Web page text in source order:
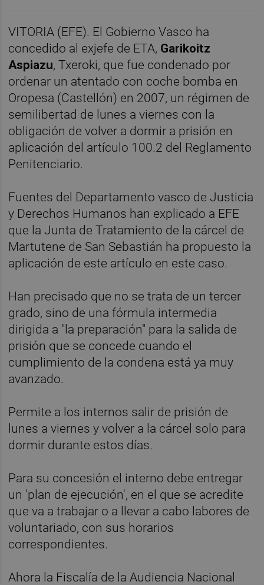
VITORIA (EFE). El Gobierno Vasco ha
concedido al exjefe de ETA, Garikoitz
Aspiazu, Txeroki, que fue condenado por
ordenar un atentado con coche bomba en
Oropesa (Castellón) en 2007, un régimen de
semilibertad de lunes a viernes con la
obligación de volver a dormir a prisión en
aplicación del artículo 100.2 del Reglamento
Penitenciario.
Fuentes del Departamento vasco de Justicia
y Derechos Humanos han explicado a EFE
que la Junta de Tratamiento de la cárcel de
Martutene de San Sebastián ha propuesto la
aplicación de este artículo en este caso.
Han precisado que no se trata de un tercer
grado, sino de una fórmula intermedia
dirigida a "la preparación" para la salida de
prisión que se concede cuando el
cumplimiento de la condena está ya muy
avanzado.
Permite a los internos salir de prisión de
lunes a viernes y volver a la cárcel solo para
dormir durante estos días.
Para su concesión el interno debe entregar
un 'plan de ejecución', en el que se acredite
que va a trabajar o a llevar a cabo labores de
voluntariado, con sus horarios
correspondientes.
Ahora la Fiscalía de la Audiencia Nacional